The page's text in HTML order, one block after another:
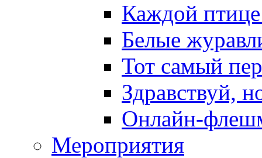
Каждой
Белые
Тот самый
Здравствуй,
Онлайн-
Мероприятия